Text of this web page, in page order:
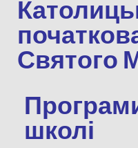
Святого
школі